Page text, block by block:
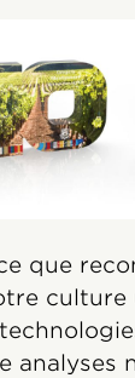
que
culture
analyses